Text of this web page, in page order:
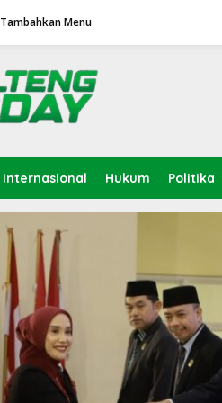
Tambahkan Menu
Internasional Hukum Politika